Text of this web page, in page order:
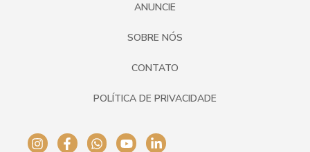
ANUNCIE
SOBRE NÓS
CONTATO
POLÍTICA DE PRIVACIDADE